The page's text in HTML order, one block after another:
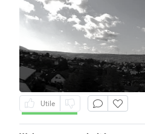
Utile